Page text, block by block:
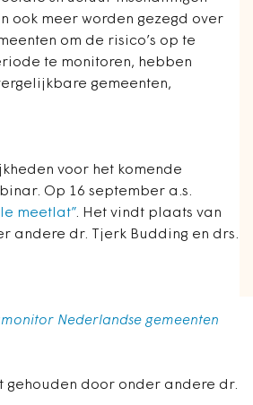
ook meer worden gezegd over
om de risico’s op te
te monitoren, hebben
gemeenten,
voor het komende
Op 16 september a.s.
meetlat”. Het vindt plaats van
andere dr. Tjerk Budding en drs.
Nederlandse gemeenten
gehouden door onder andere dr.